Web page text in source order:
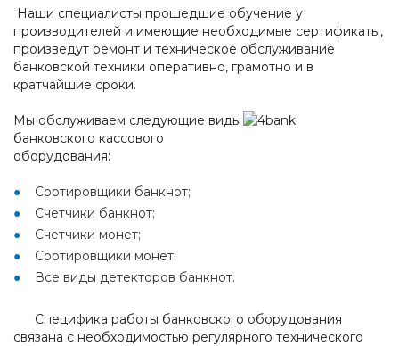
Наши специалисты прошедшие обучение у
производителей и имеющие необходимые сертификаты,
произведут ремонт и техническое обслуживание
банковской техники оперативно, грамотно и в
кратчайшие сроки.
Мы обслуживаем следующие виды
банковского кассового
оборудования:
Сортировщики банкнот;
Счетчики банкнот;
Счетчики монет;
Сортировщики монет;
Все виды детекторов банкнот.
Специфика работы банковского оборудования
связана с необходимостью регулярного технического